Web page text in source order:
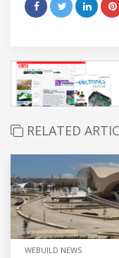
RELATED
WEBUILD NEWS